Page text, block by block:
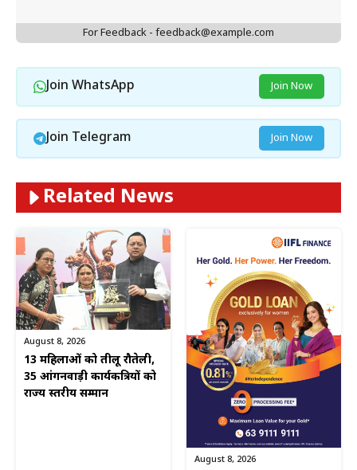
For Feedback - feedback@example.com
Join WhatsApp Join Now
Join Telegram Join Now
Related News
August 8, 2026
13 महिलाओं को तीलू रौतेली,
35 आंगनवाड़ी कार्यकत्रियों को
राज्य स्तरीय सम्मान
August 8, 2026